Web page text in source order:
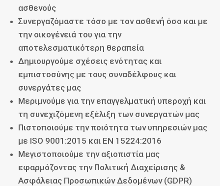
ασθενούς
Συνεργαζόμαστε τόσο με τον ασθενή όσο και με
την οικογένειά του για την
αποτελεσματικότερη θεραπεία
Δημιουργούμε σχέσεις ενότητας και
εμπιστοσύνης με τους συναδέλφους και
συνεργάτες μας
Μεριμνούμε για την επαγγελματική υπεροχή και
τη συνεχιζόμενη εξέλιξη των συνεργατών μας
Πιστοποιούμε την ποιότητα των υπηρεσιών μας
με ISO 9001:2015 και EN 15224:2016
Μεγιστοποιούμε την αξιοπιστία μας
εφαρμόζοντας την Πολιτική Διαχείρισης &
Ασφάλειας Προσωπικών Δεδομένων (GDPR)